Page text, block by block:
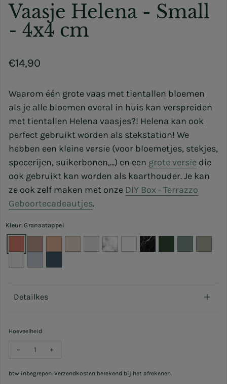
Vaasje Helena - Small
- 4x4 cm
Normale prijs
€14,90
Waarom één grote vaas met tientallen bloemen
als je alle bloemen overal in huis kan verspreiden
met tientallen Helena vaasjes?! Helena kan ook
perfect gebruikt worden als stekstation! We
hebben een kleine versie (voor bloemetjes, stekjes,
specerijen, suikerbonen,...) en een grote versie die
ook gebruikt kan worden als kaarthouder. Je kan
ze ook zelf maken met onze DIY Box - Terrazzo
Geboortecadeautjes.
Kleur: Granaatappel
Detailkes
Hoeveelheid
btw inbegrepen. Verzendkosten berekend bij het afrekenen.